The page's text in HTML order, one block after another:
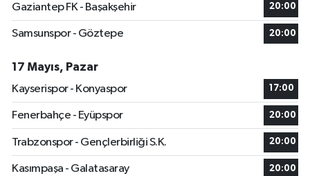
Gaziantep FK - Başakşehir 20:00
Samsunspor - Göztepe 20:00
17 Mayıs, Pazar
Kayserispor - Konyaspor
17:00
Fenerbahçe - Eyüpspor 20:00
Trabzonspor - Gençlerbirliği S.K. 20:00
Kasımpaşa - Galatasaray 20:00